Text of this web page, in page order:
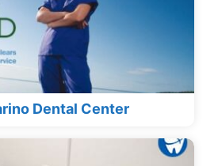
Dental Center